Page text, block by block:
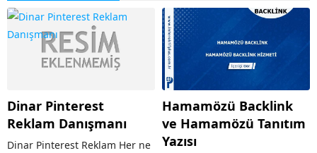
Dinar Pinterest
Reklam Danışmanı
Dinar Pinterest Reklam Her ne
Hamamözü Backlink
ve Hamamözü Tanıtım
Yazısı